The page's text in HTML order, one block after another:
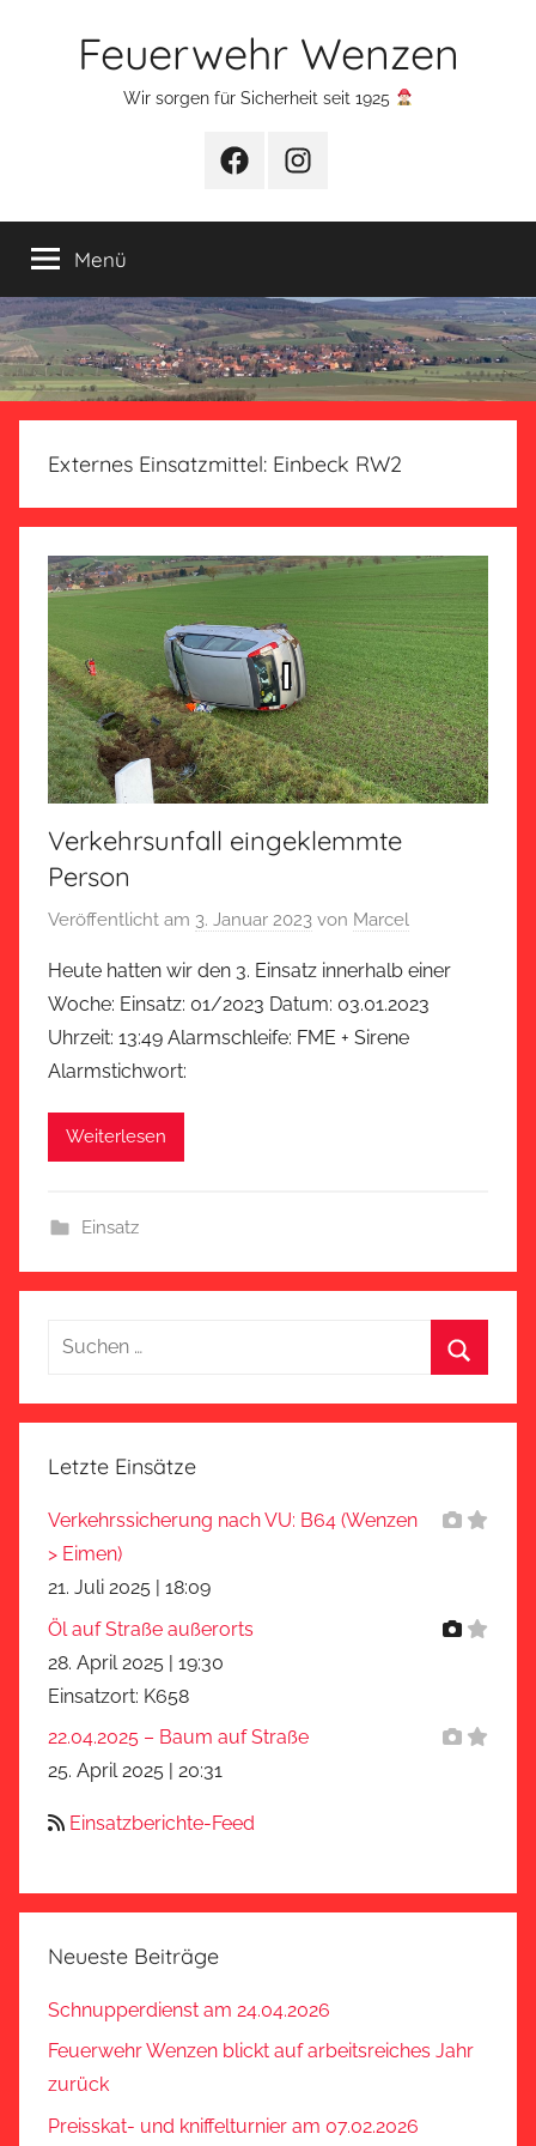
Feuerwehr Wenzen
Wir sorgen für Sicherheit seit 1925
FacebookInstagram
Menü
Externes Einsatzmittel: Einbeck RW2
Verkehrsunfall eingeklemmte
Person
Veröffentlicht am 3. Januar 2023 von Marcel
Heute hatten wir den 3. Einsatz innerhalb einer
Woche: Einsatz: 01/2023 Datum: 03.01.2023
Uhrzeit: 13:49 Alarmschleife: FME + Sirene
Alarmstichwort:
Weiterlesen
Einsatz
Suchen
Letzte Einsätze
Verkehrssicherung nach VU: B64 (Wenzen
> Eimen)
21. Juli 2025
18:09
Öl auf Straße außerorts
28. April 2025 | 19:30
Einsatzort: K658
22.04.2025 – Baum auf Straße
25. April 2025 | 20:31
Einsatzberichte-Feed
Neueste Beiträge
Schnupperdienst am 24.04.2026
Feuerwehr Wenzen blickt auf arbeitsreiches Jahr
zurück
Preisskat- und kniffelturnier am 07.02.2026